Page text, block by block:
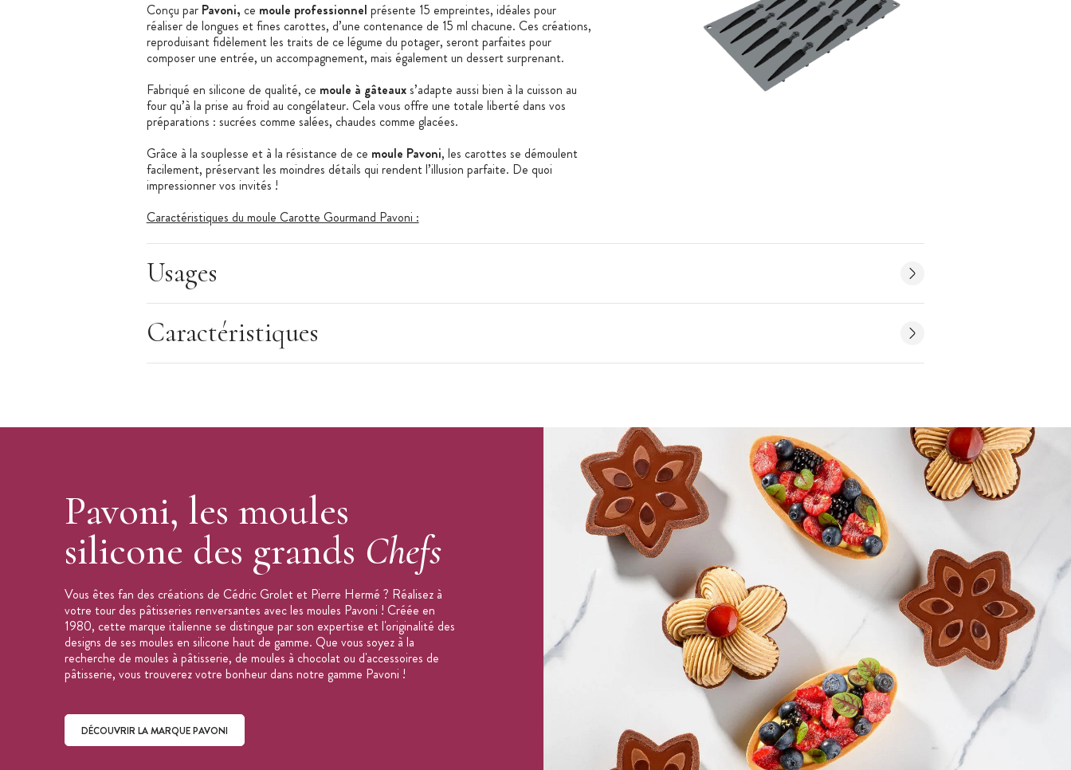
Conçu par Pavoni, ce moule professionnel présente 15 empreintes, idéales pour
réaliser de longues et fines carottes, d’une contenance de 15 ml chacune. Ces créations,
reproduisant fidèlement les traits de ce légume du potager, seront parfaites pour
composer une entrée, un accompagnement, mais également un dessert surprenant.
Fabriqué en silicone de qualité, ce moule à gâteauxs’adapte aussi bien à la cuisson au
four qu’à la prise au froid au congélateur. Cela vous offre une totale liberté dans vos
préparations : sucrées comme salées, chaudes comme glacées.
Grâce à la souplesse et à la résistance de ce moule Pavoni, les carottes se démoulent
facilement, préservant les moindres détails qui rendent l’illusion parfaite. De quoi
impressionner vos invités !
Caractéristiques du moule Carotte Gourmand Pavoni :
Matière : Silicone
Nombre d'empreintes : 15
Contenance empreinte : 15 ml
Dimensions d'une empreinte : 10,55 x 2,1 x H 1,6 cm
Dimensions de la plaque : 30 x 17,5 cm
Marque : Pavoni
Usages
Caractéristiques
Pavoni, les moules
silicone des grands Chefs
Vous êtes fan des créations de Cédric Grolet et Pierre Hermé ? Réalisez à
votre tour des pâtisseries renversantes avec les moules Pavoni ! Créée en
1980, cette marque italienne se distingue par son expertise et l'originalité des
designs de ses moules en silicone haut de gamme. Que vous soyez à la
recherche de moules à pâtisserie, de moules à chocolat ou d'accessoires de
pâtisserie, vous trouverez votre bonheur dans notre gamme Pavoni !
DÉCOUVRIR LA MARQUE PAVONI